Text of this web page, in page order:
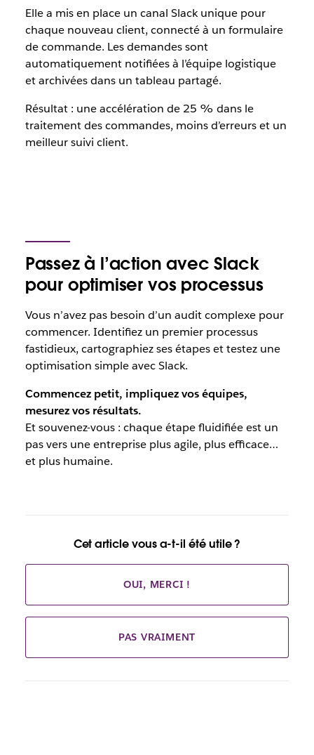
Elle a mis en place un canal Slack unique pour
chaque nouveau client, connecté à un formulaire
de commande. Les demandes sont
automatiquement notifiées à l’équipe logistique
et archivées dans un tableau partagé.
Résultat : une accélération de 25 % dans le
traitement des commandes, moins d’erreurs et un
meilleur suivi client.
Passez à l’action avec Slack
pour optimiser vos processus
Vous n’avez pas besoin d’un audit complexe pour
commencer. Identifiez un premier processus
fastidieux, cartographiez ses étapes et testez une
optimisation simple avec Slack.
Commencez petit, impliquez vos équipes,
mesurez vos résultats.
Et souvenez-vous : chaque étape fluidifiée est un
pas vers une entreprise plus agile, plus efficace…
et plus humaine.
Cet article vous a-t-il été utile ?
OUI, MERCI !
PAS VRAIMENT